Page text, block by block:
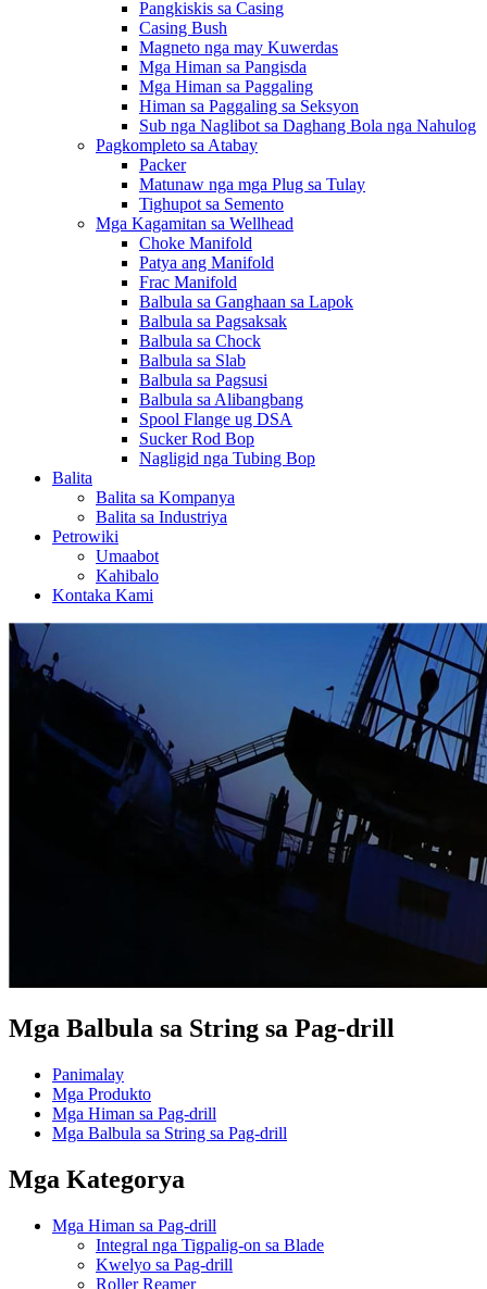
Pangkiskis sa Casing
Casing Bush
Magneto nga may Kuwerdas
Mga Himan sa Pangisda
Mga Himan sa Paggaling
Himan sa Paggaling sa Seksyon
Sub nga Naglibot sa Daghang Bola nga Nahulog
Pagkompleto sa Atabay
Packer
Matunaw nga mga Plug sa Tulay
Tighupot sa Semento
Mga Kagamitan sa Wellhead
Choke Manifold
Patya ang Manifold
Frac Manifold
Balbula sa Ganghaan sa Lapok
Balbula sa Pagsaksak
Balbula sa Chock
Balbula sa Slab
Balbula sa Pagsusi
Balbula sa Alibangbang
Spool Flange ug DSA
Sucker Rod Bop
Nagligid nga Tubing Bop
Balita
Balita sa Kompanya
Balita sa Industriya
Petrowiki
Umaabot
Kahibalo
Kontaka Kami
Mga Balbula sa String sa Pag-drill
Panimalay
Mga Produkto
Mga Himan sa Pag-drill
Mga Balbula sa String sa Pag-drill
Mga Kategorya
Mga Himan sa Pag-drill
Integral nga Tigpalig-on sa Blade
Kwelyo sa Pag-drill
Roller Reamer